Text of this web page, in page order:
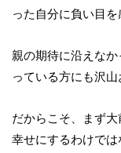
った自分に負い目を
親の期待に沿えな
っている方にも沢山
だからこそ、まず
幸せにするわけで